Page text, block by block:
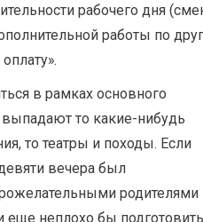
рабочего дня
работы по
в рамках основного
выпадают то какие-нибудь
то театры и походы. Если
вечера был
родителями
еще неплохо бы